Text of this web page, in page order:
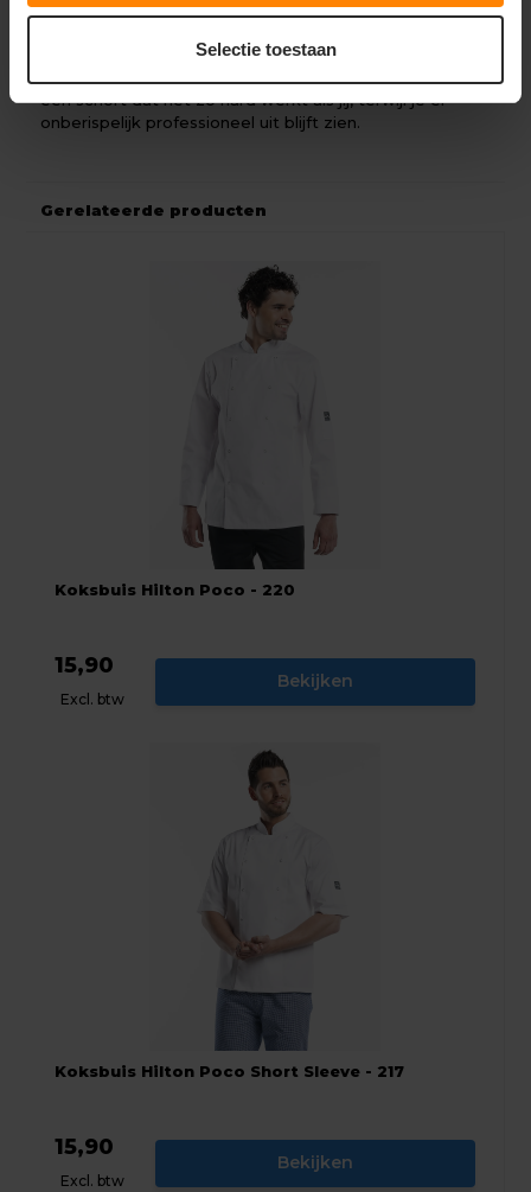
Selectie toestaan
Cateringprofessionals die een uniforme en
een schort dat net zo hard werkt als jij, terwijl je er
onberispelijk professioneel uit blijft zien.
Gerelateerde producten
Koksbuis Hilton Poco - 220
15,90
Excl. btw
Bekijken
Koksbuis Hilton Poco Short Sleeve - 217
15,90
Excl. btw
Bekijken